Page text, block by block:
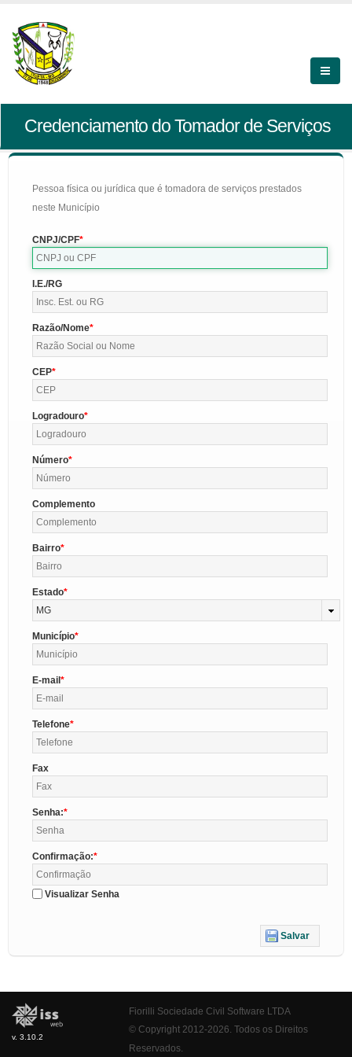
Credenciamento do Tomador de Serviços
Pessoa física ou jurídica que é tomadora de serviços prestados
neste Município
CNPJ/CPF
I.E./RG
Razão/Nome
CEP
Logradouro
Número
Complemento
Bairro
Estado
MG
Município
E-mail
Telefone
Fax
Senha:
Confirmação:
Visualizar Senha
Salvar
v. 3.10.2
Fiorilli Sociedade Civil Software LTDA
© Copyright 2012-2026. Todos os Direitos
Reservados.